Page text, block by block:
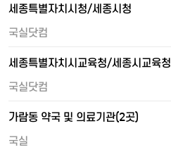
세종특별자치시청/세종시청
국실닷컴
세종특별자치시교육청/세종시교육청
국실닷컴
가람동 약국 및 의료기관(2곳)
국실